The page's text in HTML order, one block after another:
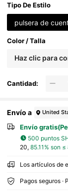
elegante
Tipo De Estilo
pulsera de
Color / Talla
Haz clic para
Cantidad:
Envío a United
Envío
500 puntos
20, 85.11% son ≤
Los artículos de
Pagos seguros